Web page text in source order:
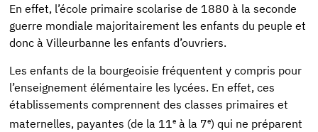
En effet, l’école primaire scolarise de 1880 à la seconde
guerre mondiale majoritairement les enfants du peuple et
donc à Villeurbanne les enfants d’ouvriers.
Les enfants de la bourgeoisie fréquentent y compris pour
l’enseignement élémentaire les lycées. En effet, ces
établissements comprennent des classes primaires et
maternelles, payantes (de la 11e à la 7e) qui ne préparent